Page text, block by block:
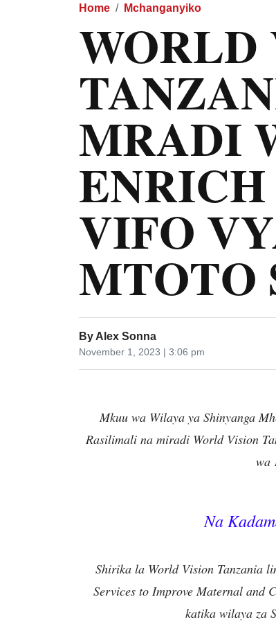
Home Mchanganyiko
WORLD
MRADI
VIFO
MTOTO
By Alex Sonna
November 1, 2023 | 3:06 pm
Mkuu wa Wilaya ya Shinyanga
Rasilimali na miradi World Vision
wa
Na
Shirika la World Vision Tanzania
Services to Improve Maternal and
katika wilaya za